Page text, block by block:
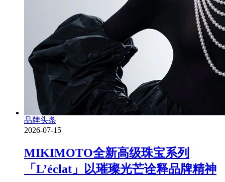
品牌头条
2026-07-15
MIKIMOTO全新高级珠宝系列
「L’éclat」以璀璨光芒诠释品牌精神